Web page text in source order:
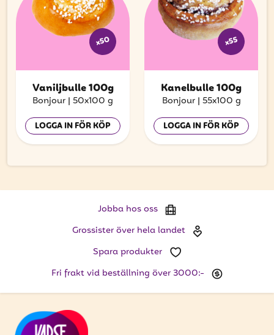
x50
Vaniljbulle 100g
Bonjour | 50x100 g
LOGGA IN FÖR KÖP
x55
Kanelbulle 100g
Bonjour | 55x100 g
LOGGA IN FÖR KÖP
Jobba hos oss
Grossister över hela landet
Spara produkter
Fri frakt vid beställning över 3000:-